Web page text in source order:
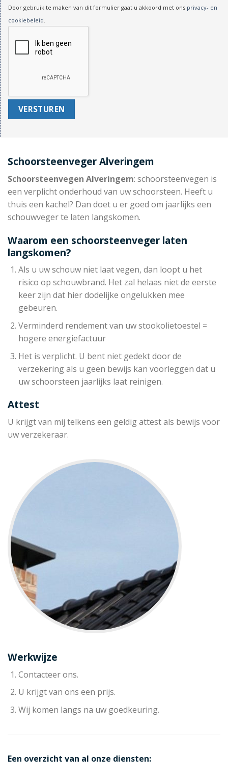
Door gebruik te maken van dit formulier gaat u akkoord met ons privacy- en
cookiebeleid.
Schoorsteenveger Alveringem
Schoorsteenvegen Alveringem: schoorsteenvegen is
een verplicht onderhoud van uw schoorsteen. Heeft u
thuis een kachel? Dan doet u er goed om jaarlijks een
schouwveger te laten langskomen.
Waarom een schoorsteenveger laten
langskomen?
Als u uw schouw niet laat vegen, dan loopt u het
risico op schouwbrand. Het zal helaas niet de eerste
keer zijn dat hier dodelijke ongelukken mee
gebeuren.
Verminderd rendement van uw stookolietoestel =
hogere energiefactuur
Het is verplicht. U bent niet gedekt door de
verzekering als u geen bewijs kan voorleggen dat u
uw schoorsteen jaarlijks laat reinigen.
Attest
U krijgt van mij telkens een geldig attest als bewijs voor
uw verzekeraar.
Werkwijze
Contacteer ons.
U krijgt van ons een prijs.
Wij komen langs na uw goedkeuring.
Een overzicht van al onze diensten: